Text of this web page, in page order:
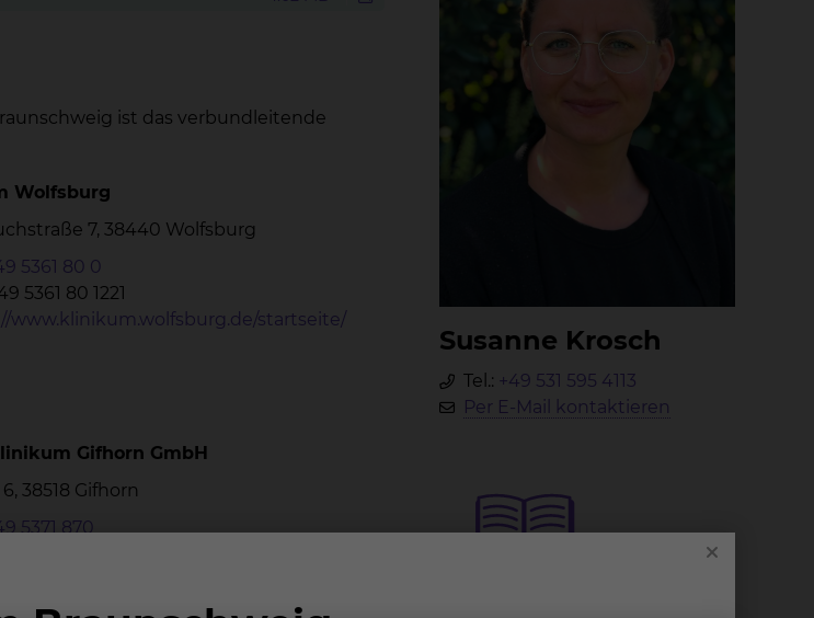
Su­san­ne Krosch
Tel.: +49 531 595 4113
Per E-Mail kontaktieren
ist das verbundleitende
Wolfsburg
7, 38440 Wolfsburg
5361 80 0
5361 80 1221
www.klinikum.wolfsburg.de/startseite/
Gifhorn GmbH
38518 Gifhorn
5371 870
kliniken/gifhorn/